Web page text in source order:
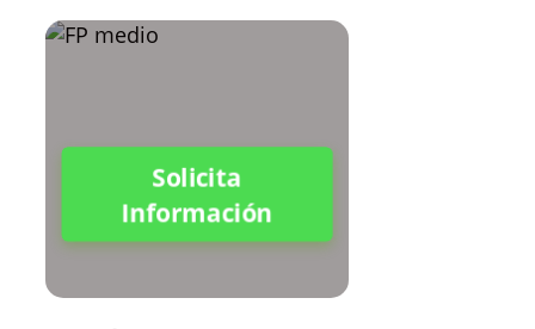
Solicita
Información